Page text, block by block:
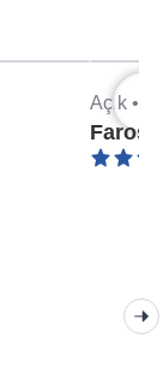
Açık •
Faros,